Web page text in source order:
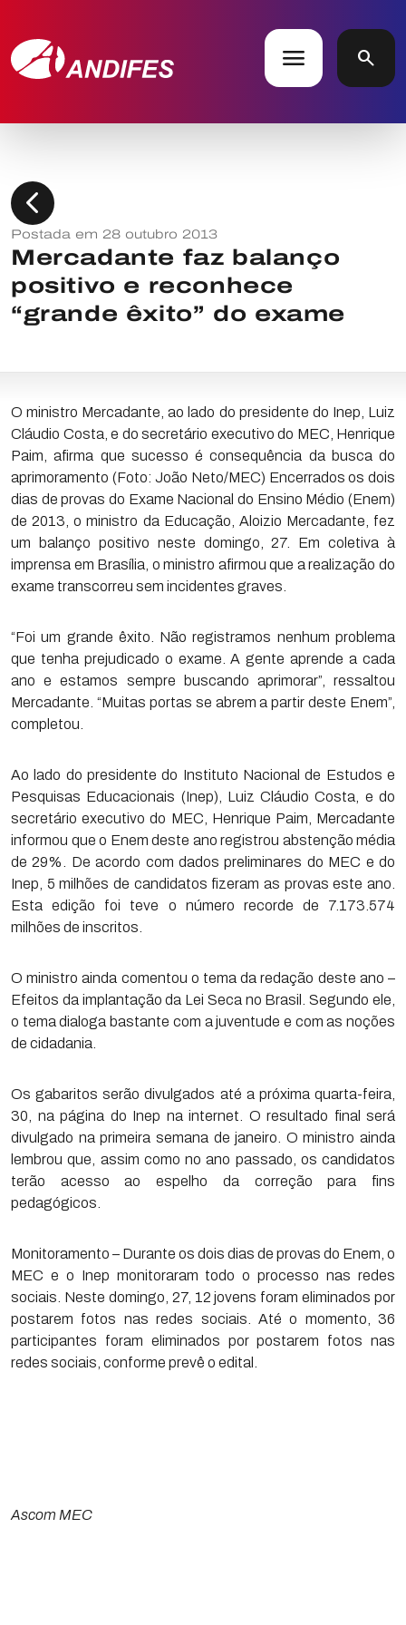
menu search
chevron_left
Postada em 28 outubro 2013
Mercadante faz balanço
positivo e reconhece
“grande êxito” do exame
O ministro Mercadante, ao lado do presidente do Inep, Luiz
Cláudio Costa, e do secretário executivo do MEC, Henrique
Paim, afirma que sucesso é consequência da busca do
aprimoramento (Foto: João Neto/MEC) Encerrados os dois
dias de provas do Exame Nacional do Ensino Médio (Enem)
de 2013, o ministro da Educação, Aloizio Mercadante, fez
um balanço positivo neste domingo, 27. Em coletiva à
imprensa em Brasília, o ministro afirmou que a realização do
exame transcorreu sem incidentes graves.
“Foi um grande êxito. Não registramos nenhum problema
que tenha prejudicado o exame. A gente aprende a cada
ano e estamos sempre buscando aprimorar”, ressaltou
Mercadante. “Muitas portas se abrem a partir deste Enem”,
completou.
Ao lado do presidente do Instituto Nacional de Estudos e
Pesquisas Educacionais (Inep), Luiz Cláudio Costa, e do
secretário executivo do MEC, Henrique Paim, Mercadante
informou que o Enem deste ano registrou abstenção média
de 29%. De acordo com dados preliminares do MEC e do
Inep, 5 milhões de candidatos fizeram as provas este ano.
Esta edição foi teve o número recorde de 7.173.574
milhões de inscritos.
O ministro ainda comentou o tema da redação deste ano –
Efeitos da implantação da Lei Seca no Brasil. Segundo ele,
o tema dialoga bastante com a juventude e com as noções
de cidadania.
Os gabaritos serão divulgados até a próxima quarta-feira,
30, na página do Inep na internet. O resultado final será
divulgado na primeira semana de janeiro. O ministro ainda
lembrou que, assim como no ano passado, os candidatos
terão acesso ao espelho da correção para fins
pedagógicos.
Monitoramento – Durante os dois dias de provas do Enem, o
MEC e o Inep monitoraram todo o processo nas redes
sociais. Neste domingo, 27, 12 jovens foram eliminados por
postarem fotos nas redes sociais. Até o momento, 36
participantes foram eliminados por postarem fotos nas
redes sociais, conforme prevê o edital.
Ascom MEC